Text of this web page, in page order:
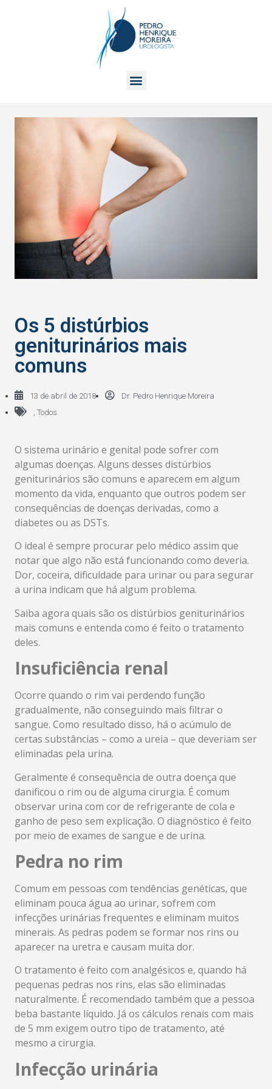
Os 5 distúrbios
geniturinários mais
comuns
13 de abril de 2018
Dr. Pedro Henrique Moreira
, Todos
O sistema urinário e genital pode sofrer com
algumas doenças. Alguns desses distúrbios
geniturinários são comuns e aparecem em algum
momento da vida, enquanto que outros podem ser
consequências de doenças derivadas, como a
diabetes ou as DSTs.
O ideal é sempre procurar pelo médico assim que
notar que algo não está funcionando como deveria.
Dor, coceira, dificuldade para urinar ou para segurar
a urina indicam que há algum problema.
Saiba agora quais são os distúrbios geniturinários
mais comuns e entenda como é feito o tratamento
deles.
Insuficiência renal
Ocorre quando o rim vai perdendo função
gradualmente, não conseguindo mais filtrar o
sangue. Como resultado disso, há o acúmulo de
certas substâncias – como a ureia – que deveriam ser
eliminadas pela urina.
Geralmente é consequência de outra doença que
danificou o rim ou de alguma cirurgia. É comum
observar urina com cor de refrigerante de cola e
ganho de peso sem explicação. O diagnóstico é feito
por meio de exames de sangue e de urina.
Pedra no rim
Comum em pessoas com tendências genéticas, que
eliminam pouca água ao urinar, sofrem com
infecções urinárias frequentes e eliminam muitos
minerais. As pedras podem se formar nos rins ou
aparecer na uretra e causam muita dor.
O tratamento é feito com analgésicos e, quando há
pequenas pedras nos rins, elas são eliminadas
naturalmente. É recomendado também que a pessoa
beba bastante líquido. Já os cálculos renais com mais
de 5 mm exigem outro tipo de tratamento, até
mesmo a cirurgia.
Infecção urinária